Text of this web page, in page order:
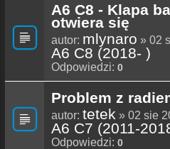
A6 C8 - Klapa
otwiera się
autor: mlynaro » 02
A6 C8 (2018- )
Odpowiedzi: 0
Problem z
autor: tetek » 02 sie
A6 C7 (2011-
Odpowiedzi: 0